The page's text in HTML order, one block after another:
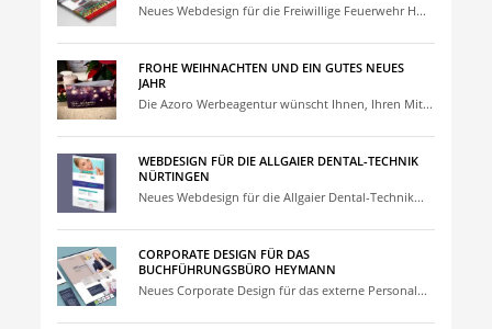
Neues Webdesign für die Freiwillige Feuerwehr H...
FROHE WEIHNACHTEN UND EIN GUTES NEUES
JAHR
Die Azoro Werbeagentur wünscht Ihnen, Ihren Mit...
WEBDESIGN FÜR DIE ALLGAIER DENTAL-TECHNIK
NÜRTINGEN
Neues Webdesign für die Allgaier Dental-Technik...
CORPORATE DESIGN FÜR DAS
BUCHFÜHRUNGSBÜRO HEYMANN
Neues Corporate Design für das externe Personal...